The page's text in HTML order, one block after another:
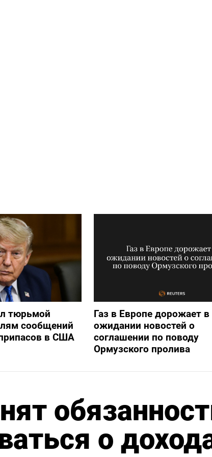
тюрьмой
сообщений
в США
Газ в Европе дорожает в
ожидании новостей о
соглашении по поводу
Ормузского пролива
о